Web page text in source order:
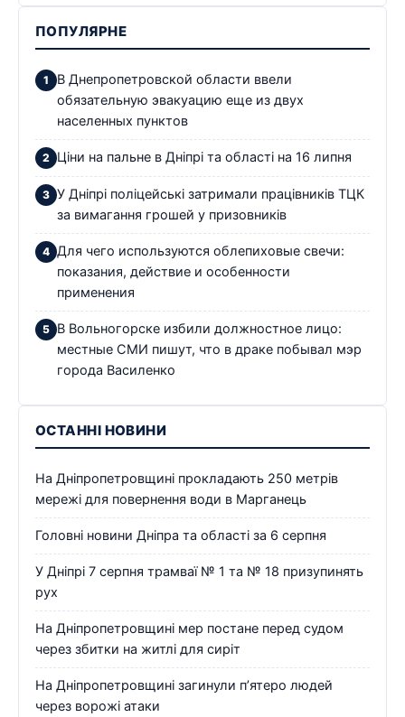
ПОПУЛЯРНЕ
В Днепропетровской области ввели
обязательную эвакуацию еще из двух
населенных пунктов
Ціни на пальне в Дніпрі та області на 16 липня
У Дніпрі поліцейські затримали працівників ТЦК
за вимагання грошей у призовників
Для чего используются облепиховые свечи:
показания, действие и особенности
применения
В Вольногорске избили должностное лицо:
местные СМИ пишут, что в драке побывал мэр
города Василенко
ОСТАННІ НОВИНИ
На Дніпропетровщині прокладають 250 метрів
мережі для повернення води в Марганець
Головні новини Дніпра та області за 6 серпня
У Дніпрі 7 серпня трамваї № 1 та № 18 призупинять
рух
На Дніпропетровщині мер постане перед судом
через збитки на житлі для сиріт
На Дніпропетровщині загинули п’ятеро людей
через ворожі атаки